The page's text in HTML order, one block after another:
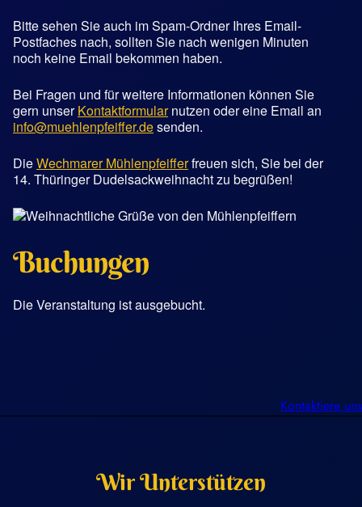
Bitte sehen Sie auch im Spam-Ordner Ihres Email-
Postfaches nach, sollten Sie nach wenigen Minuten
noch keine Email bekommen haben.
Bei Fragen und für weitere Informationen können Sie
gern unserKontaktformularnutzen oder eine Email an
info@muehlenpfeiffer.desenden.
DieWechmarer Mühlenpfeifferfreuen sich, Sie bei der
14. Thüringer Dudelsackweihnacht zu begrüßen!
Buchungen
Die Veranstaltung ist ausgebucht.
Kontaktiere uns
Wir Unterstützen